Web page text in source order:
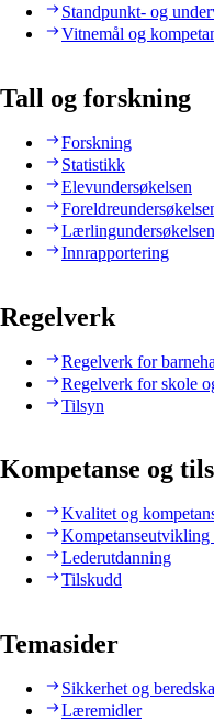
Standpunkt- og
Vitnemål og
Tall og forskning
Forskning
Statistikk
Elevundersøkelsen
Lærlingundersøkelsen
Innrapportering
Regelverk
Regelverk for
Regelverk for skole
Tilsyn
Kompetanse og
Kvalitet og
Lederutdanning
Tilskudd
Temasider
Sikkerhet og
Læremidler